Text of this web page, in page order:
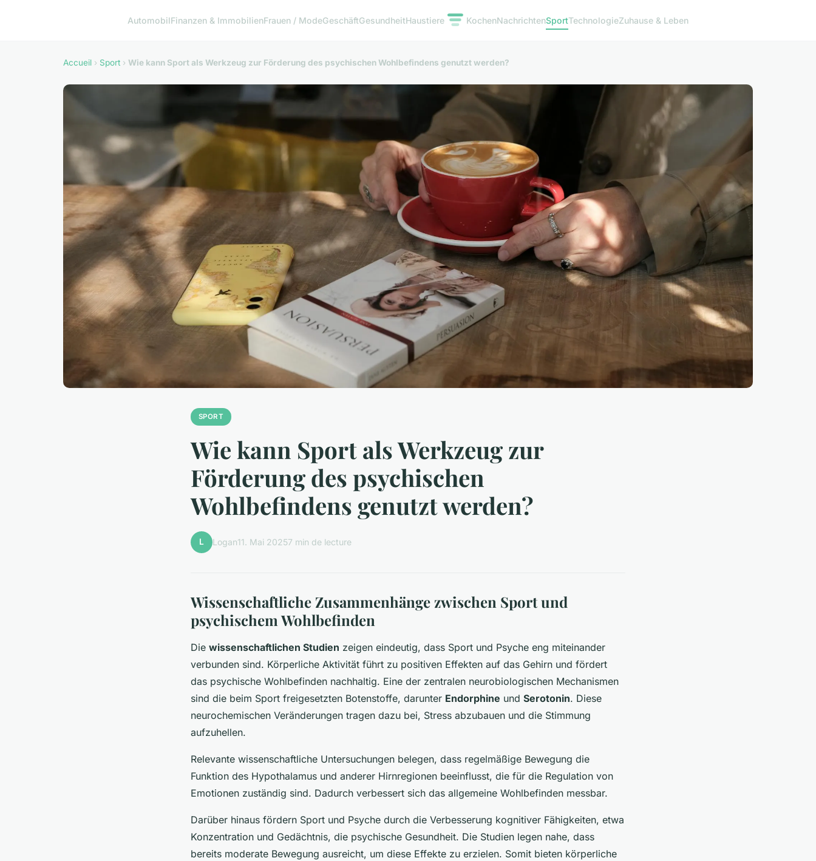
AutomobilFinanzen & ImmobilienFrauen / ModeGeschäftGesundheitHaustiere KochenNachrichtenSportTechnologieZuhause & Leben
Accueil › Sport › Wie kann Sport als Werkzeug zur Förderung des psychischen Wohlbefindens genutzt werden?
SPORT
Wie kann Sport als Werkzeug zur
Förderung des psychischen
Wohlbefindens genutzt werden?
L Logan11. Mai 20257 min de lecture
Wissenschaftliche Zusammenhänge zwischen Sport und
psychischem Wohlbefinden
Die wissenschaftlichen Studien zeigen eindeutig, dass Sport und Psyche eng miteinander
verbunden sind. Körperliche Aktivität führt zu positiven Effekten auf das Gehirn und fördert
das psychische Wohlbefinden nachhaltig. Eine der zentralen neurobiologischen Mechanismen
sind die beim Sport freigesetzten Botenstoffe, darunter Endorphine und Serotonin. Diese
neurochemischen Veränderungen tragen dazu bei, Stress abzubauen und die Stimmung
aufzuhellen.
Relevante wissenschaftliche Untersuchungen belegen, dass regelmäßige Bewegung die
Funktion des Hypothalamus und anderer Hirnregionen beeinflusst, die für die Regulation von
Emotionen zuständig sind. Dadurch verbessert sich das allgemeine Wohlbefinden messbar.
Darüber hinaus fördern Sport und Psyche durch die Verbesserung kognitiver Fähigkeiten, etwa
Konzentration und Gedächtnis, die psychische Gesundheit. Die Studien legen nahe, dass
bereits moderate Bewegung ausreicht, um diese Effekte zu erzielen. Somit bieten körperliche